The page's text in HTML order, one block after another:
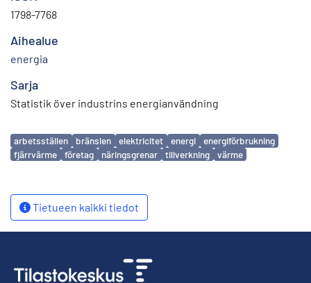
1798-7768
Aihealue
energia
Sarja
Statistik över industrins energianvändning
Avainsanat
arbetsställen bränslen elektricitet energi
energiförbrukning
fjärrvärme
företag näringsgrenar tillverkning värme
Tietueen kaikki tiedot